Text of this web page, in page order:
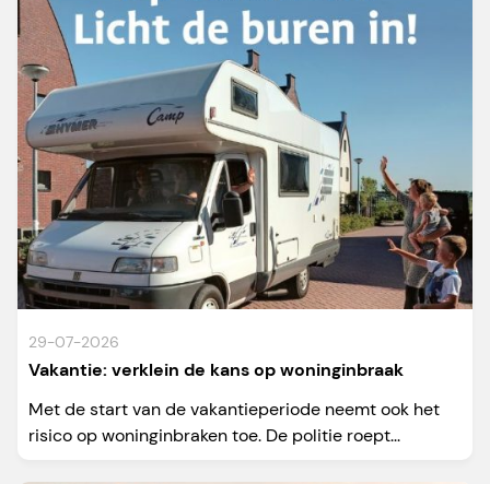
29-07-2026
Vakantie: verklein de kans op woninginbraak
Met de start van de vakantieperiode neemt ook het
risico op woninginbraken toe. De politie roept...